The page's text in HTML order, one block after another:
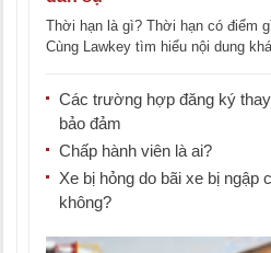
Thời hạn là gì? Thời hạn có điểm
Cùng Lawkey tìm hiểu nội dung
Các trường hợp đăng ký
bảo đảm
Chấp hành viên là ai?
Xe bị hỏng do bãi xe bị
không?